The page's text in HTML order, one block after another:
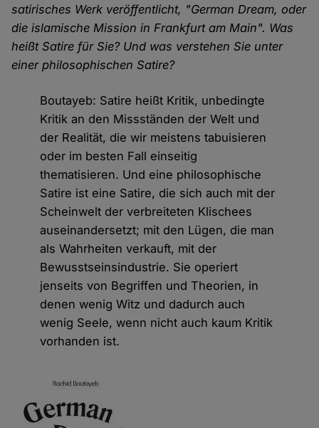
satirisches Werk veröffentlicht, "German Dream, oder
die islamische Mission in Frankfurt am Main". Was
heißt Satire für Sie? Und was verstehen Sie unter
einer philosophischen Satire?
Boutayeb: Satire heißt Kritik, unbedingte
Kritik an den Missständen der Welt und
der Realität, die wir meistens tabuisieren
oder im besten Fall einseitig
thematisieren. Und eine philosophische
Satire ist eine Satire, die sich auch mit der
Scheinwelt der verbreiteten Klischees
auseinandersetzt; mit den Lügen, die man
als Wahrheiten verkauft, mit der
Bewusstseinsindustrie. Sie operiert
jenseits von Begriffen und Theorien, in
denen wenig Witz und dadurch auch
wenig Seele, wenn nicht auch kaum Kritik
vorhanden ist.